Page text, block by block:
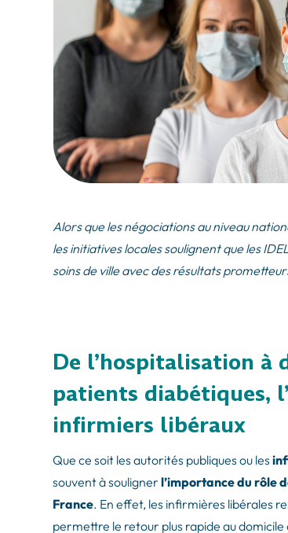
Alors que les négociations au niveau
les initiatives locales soulignent que les
soins de ville avec des résultats
De l’hospitalisation à
patients diabétiques,
infirmiers libéraux
Que ce soit les autorités publiques ou les
souvent à souligner l’importance du rôle
France. En effet, les infirmières libérales
permettre le retour plus rapide au